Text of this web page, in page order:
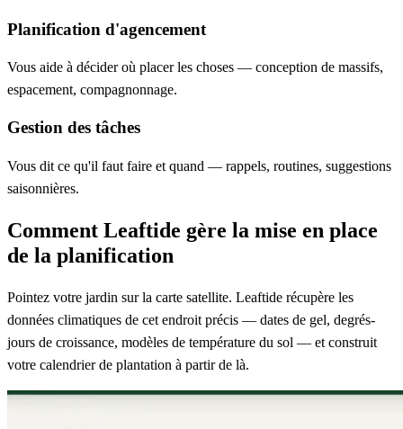
Planification d'agencement
Vous aide à décider où placer les choses — conception de massifs,
espacement, compagnonnage.
Gestion des tâches
Vous dit ce qu'il faut faire et quand — rappels, routines, suggestions
saisonnières.
Comment Leaftide gère la mise en place
de la planification
Pointez votre jardin sur la carte satellite. Leaftide récupère les
données climatiques de cet endroit précis — dates de gel, degrés-
jours de croissance, modèles de température du sol — et construit
votre calendrier de plantation à partir de là.